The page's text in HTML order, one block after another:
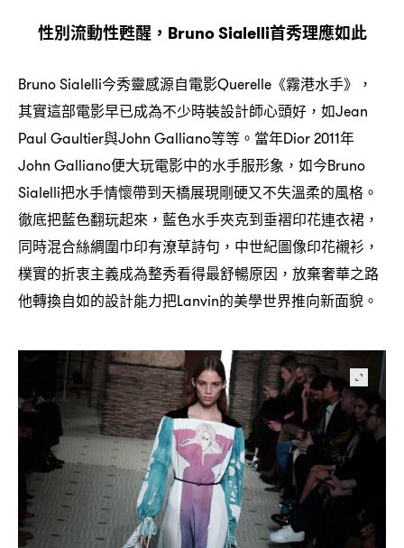
性別流動性甦醒，Bruno Sialelli首秀理應如此
Bruno Sialelli今秀靈感源自電影Querelle 《霧港水手》 ，
其實這部電影早已成為不少時裝設計師心頭好 ， 如Jean
Paul Gaultier與John Galliano等等。當年Dior 2011年
John Galliano便大玩電影中的水手服形象 ， 如今Bruno
Sialelli把水手情懷帶到天橋展現剛硬又不失溫柔的風格。
徹底把藍色翻玩起來 ， 藍色水手夾克到垂褶印花連衣裙 ，
同時混合絲綢圍巾印有潦草詩句 ， 中世紀圖像印花襯衫 ，
樸實的折衷主義成為整秀看得最舒暢原因 ， 放棄奢華之路
他轉換自如的設計能力把Lanvin的美學世界推向新面貌。